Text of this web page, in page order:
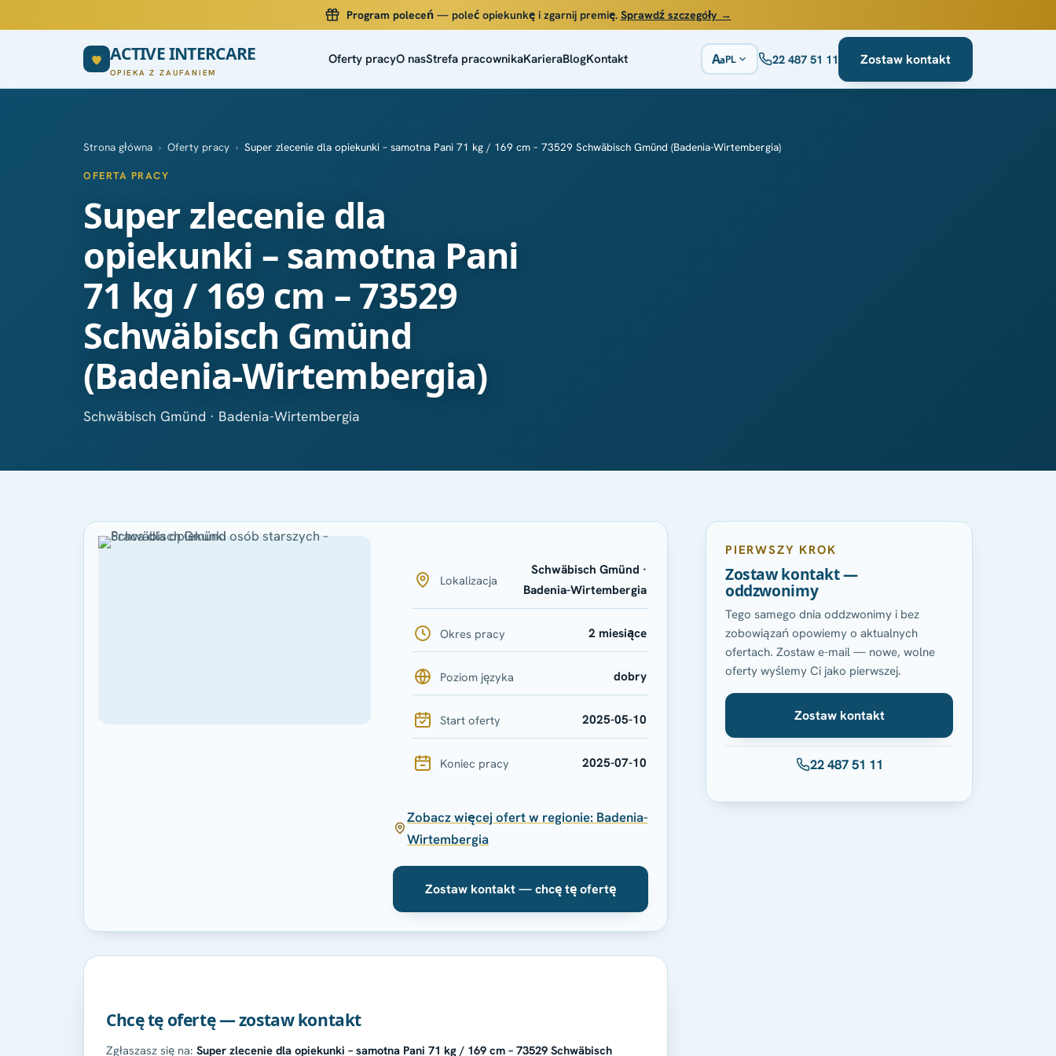
Program poleceń— poleć opiekunkę i zgarnij premię. Sprawdź szczegóły →
ACTIVE INTERCARE
OPIEKA Z ZAUFANIEM
Oferty pracyO nasStrefa pracownikaKarieraBlogKontakt AaPL 22 487 51 11 Zostaw kontakt
Strona główna › Oferty pracy › Super zlecenie dla opiekunki – samotna Pani 71 kg / 169 cm – 73529 Schwäbisch Gmünd (Badenia-Wirtembergia)
OFERTA PRACY
Super zlecenie dla
opiekunki – samotna Pani
71 kg / 169 cm – 73529
Schwäbisch Gmünd
(Badenia-Wirtembergia)
Schwäbisch Gmünd · Badenia-Wirtembergia
Lokalizacja
Schwäbisch Gmünd ·
Badenia-Wirtembergia
Okres pracy 2 miesiące
Poziom języka dobry
Start oferty 2025-05-10
Koniec pracy 2025-07-10
Zobacz więcej ofert w regionie: Badenia-
Wirtembergia
Zostaw kontakt — chcę tę ofertę
Chcę tę ofertę — zostaw kontakt
Zgłaszasz się na: Super zlecenie dla opiekunki – samotna Pani 71 kg / 169 cm – 73529 Schwäbisch
PIERWSZY KROK
Zostaw kontakt —
oddzwonimy
Tego samego dnia oddzwonimy i bez
zobowiązań opowiemy o aktualnych
ofertach. Zostaw e-mail — nowe, wolne
oferty wyślemy Ci jako pierwszej.
Zostaw kontakt
22 487 51 11